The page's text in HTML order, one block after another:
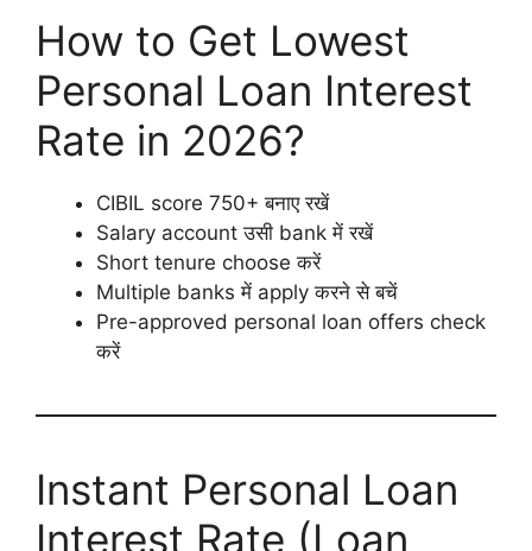
How to Get Lowest
Personal Loan Interest
Rate in 2026?
CIBIL score 750+ बनाए रखें
Salary account उसी bank में रखें
Short tenure choose करें
Multiple banks में apply करने से बचें
Pre-approved personal loan offers check
करें
Instant Personal Loan
Interest Rate (Loan